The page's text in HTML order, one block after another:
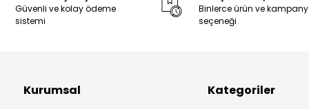
Güvenli ve kolay ödeme
sistemi
Binlerce ürün ve
seçeneği
Kurumsal Kategoriler